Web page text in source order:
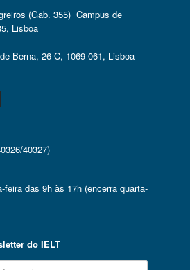
(Gab. 355) Campus de
Lisboa
Berna, 26 C, 1069-061, Lisboa
40327)
feira das 9h às 17h (encerra quarta-
do IELT